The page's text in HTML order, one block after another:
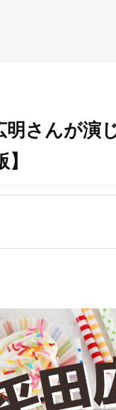
さんが演